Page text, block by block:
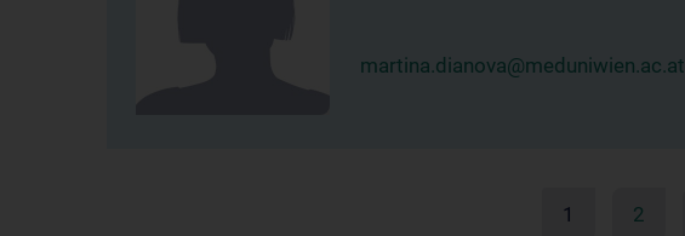
martina.dianova@meduniwien.ac.at
1 2